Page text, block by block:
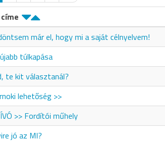
már el, hogy mi a saját célnyelvem!
túlkapása
te kit választanál?
lehetőség >>
>> Fordítói műhely
jó az MI?